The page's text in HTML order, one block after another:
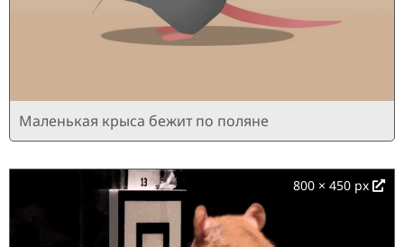
Маленькая крыса бежит по поляне
800 × 450 px